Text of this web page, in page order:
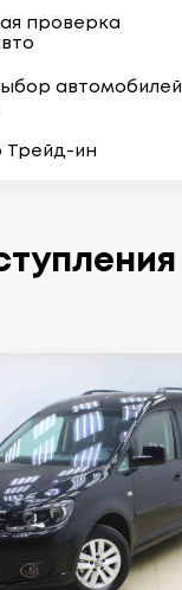
проверка
автомобилей
Трейд-ин